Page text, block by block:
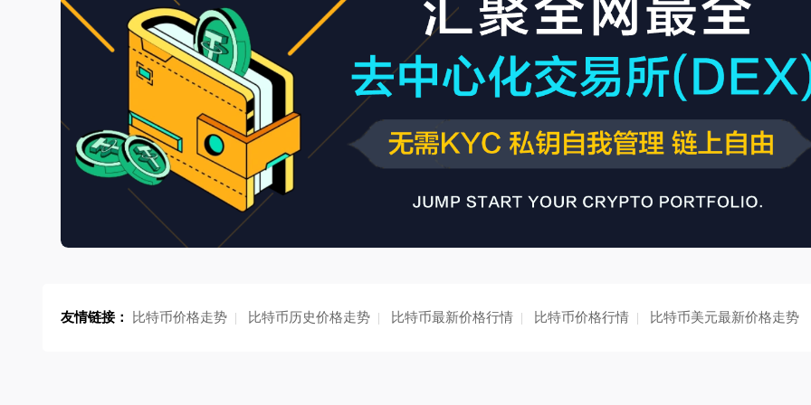
友情链接： 比特币价格走势 | 比特币历史价格走势 | 比特币最新价格行情 | 比特币价格行情 | 比特币美元最新价格走势